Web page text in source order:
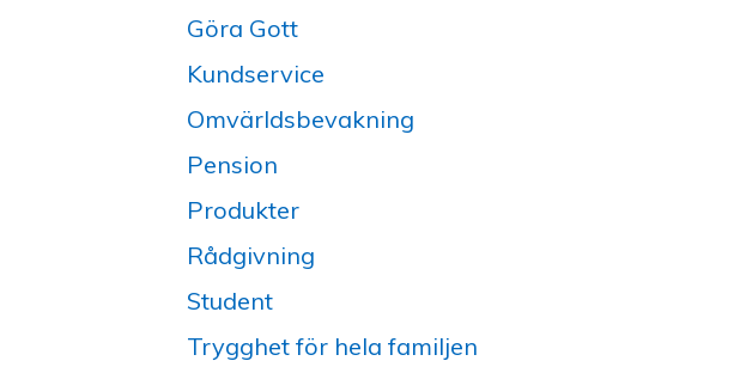
Göra Gott
Kundservice
Omvärldsbevakning
Pension
Produkter
Rådgivning
Student
Trygghet för hela familjen